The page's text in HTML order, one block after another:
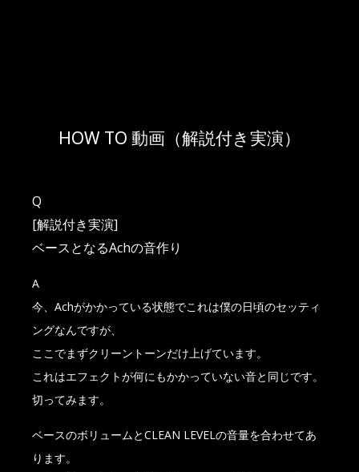
HOW TO 動画（解説付き実演）
Q
[解説付き実演]
ベースとなるAchの音作り
A
今、Achがかかっている状態でこれは僕の日頃のセッティ
ングなんですが、
ここでまずクリーントーンだけ上げています。
これはエフェクトが何にもかかっていない音と同じです。
切ってみます。
ベースのボリュームとCLEAN LEVELの音量を合わせてあ
ります。